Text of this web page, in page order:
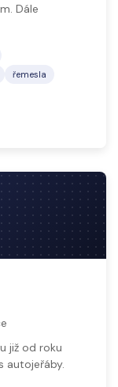
Dále
řemesla
již od roku
autojeřáby.